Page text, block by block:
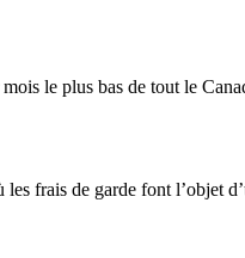
le plus bas de tout le
les frais de garde font l’objet